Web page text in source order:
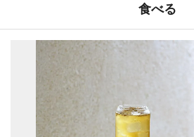
食べる